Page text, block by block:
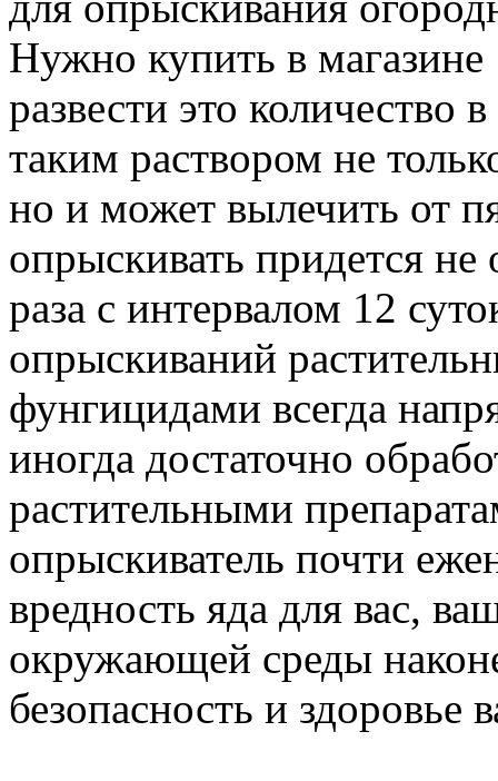
Нужно купить в
развести это
таким раствором не
но и может вылечить от
опрыскивать придется
раза с интервалом 12
опрыскиваний
фунгицидами всегда
иногда достаточно
растительными
опрыскиватель почти
вредность яда для вас,
окружающей среды
безопасность и здоровье